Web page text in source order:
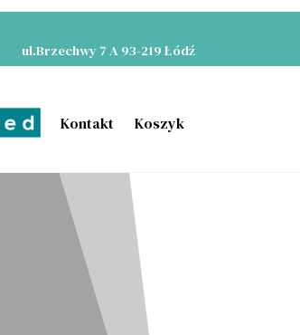
Cart
Kontakt Koszyk
ul.Brzechwy 7 A 93-219 Łódź